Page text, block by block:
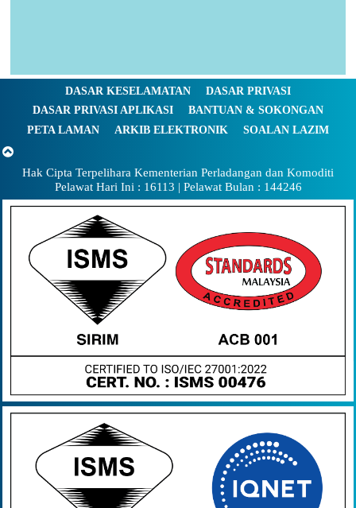
DASAR KESELAMATAN
DASAR PRIVASI
DASAR PRIVASI APLIKASI
BANTUAN & SOKONGAN
PETA LAMAN
ARKIB ELEKTRONIK SOALAN LAZIM
Hak Cipta Terpelihara Kementerian Perladangan dan Komoditi
Pelawat Hari Ini : 16113 | Pelawat Bulan : 144246